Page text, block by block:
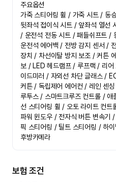
주요옵션
가죽 스티어링 휠 / 가죽 시트 / 동
뒷좌석 접이식 시트 / 앞좌석 열선
/ 운전석 전동 시트 / 패들쉬프트 /
운전석 에어백 / 전방 감지 센서 /
장치 / 차선이탈 방지 보조 / 커튼
보 / LED 헤드램프 / 루프랙 / 리
이드미러 / 자외선 차단 글래스 /
커튼 / 독립제어 에어컨 / 레인 센
루투스 / 스마트크루즈 컨트롤 / 애
선 스티어링 휠 / 오토 라이트 컨
파워 윈도우 / 전자식 버튼 변속기
픽 스티어링 / 틸트 스티어링 / 하
후방카메라
보험 조건